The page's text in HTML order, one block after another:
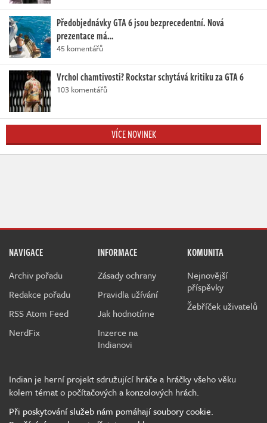
Předobjednávky GTA 6 jsou bezprecedentní. Nová
prezentace má…
45 komentářů
Vrchol chamtivosti? Rockstar schytává kritiku za GTA 6
103 komentářů
VÍCE NOVINEK
NAVIGACE
Archiv pořadu
Redakce pořadu
RSS Atom Feed
NerdFix
INFORMACE
Zásady ochrany
Pravidla užívání
Jak hodnotíme
Inzerce na
Indianovi
KOMUNITA
Nejnovější
příspěvky
Žebříček uživatelů
Indian je herní projekt sdružující hráče a hráčky všeho věku
kolem témat o počítačových a konzolových hrách.
Při poskytování služeb nám pomáhají soubory cookie.